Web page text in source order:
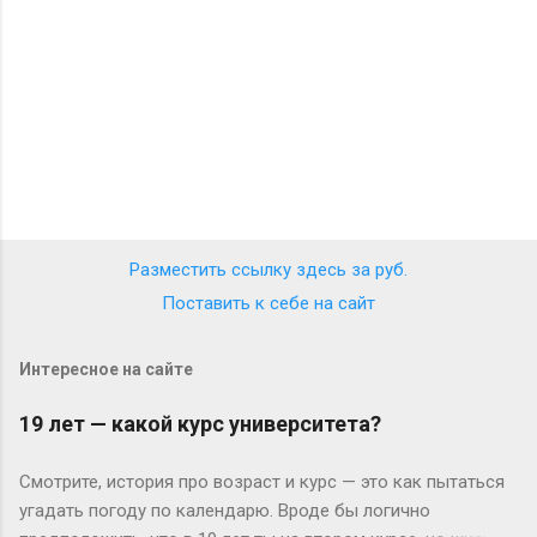
Разместить ссылку здесь за руб.
Поставить к себе на сайт
Интересное на сайте
19 лет — какой курс университета?
Смотрите, история про возраст и курс — это как пытаться
угадать погоду по календарю. Вроде бы логично